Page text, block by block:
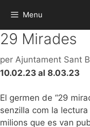
Menu
29 Mirades
per Ajuntament Sant
10.02.23 al 8.03.23
El germen de “29
senzilla com la
milions que es van